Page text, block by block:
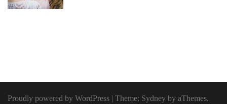
Proudly powered by WordPress | Theme: Sydney by aThemes.